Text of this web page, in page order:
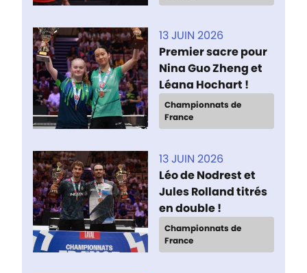
13 JUIN 2026
Premier sacre pour
Nina Guo Zheng et
Léana Hochart !
Championnats de
France
13 JUIN 2026
Léo de Nodrest et
Jules Rolland titrés
en double !
Championnats de
France